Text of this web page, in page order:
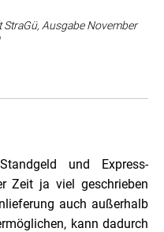
Ausgabe November
und Express-
Zeit ja viel geschrieben
auch außerhalb
kann dadurch